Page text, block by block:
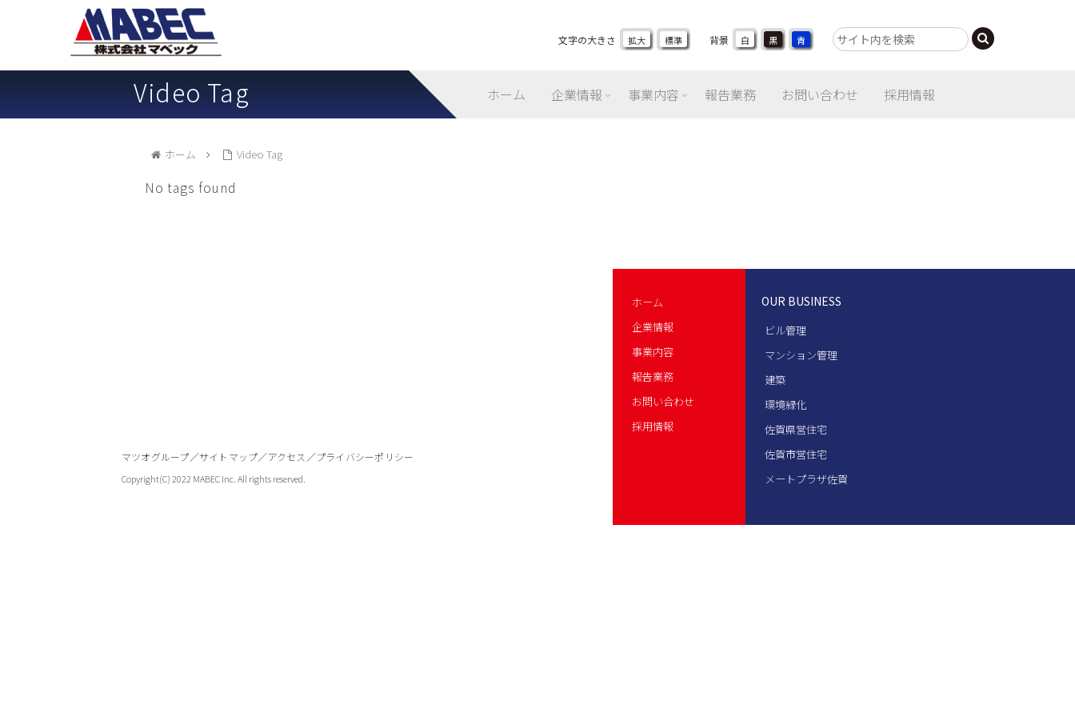
文字の大きさ 拡大 標準 背景 白 黒 青
Video Tag ホーム 企業情報 事業内容 報告業務 お問い合わせ 採用情報
ホーム Video Tag
No tags found
ホーム
企業情報
事業内容
報告業務
お問い合わせ
採用情報
OUR BUSINESS
ビル管理
マンション管理
建築
環境緑化
佐賀県営住宅
佐賀市営住宅
メートプラザ佐賀
マツオグループ サイトマップ アクセス プライバシーポリシー
Copyright(C) 2022 MABEC Inc. All rights reserved.